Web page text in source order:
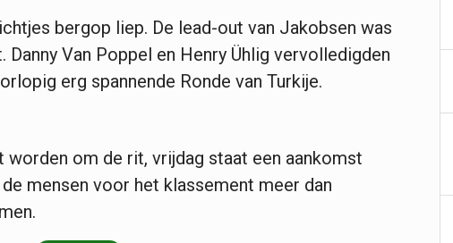
bergop liep. De lead-out van Jakobsen was
Danny Van Poppel en Henry Ühlig vervolledigden
erg spannende Ronde van Turkije.
worden om de rit, vrijdag staat een aankomst
mensen voor het klassement meer dan